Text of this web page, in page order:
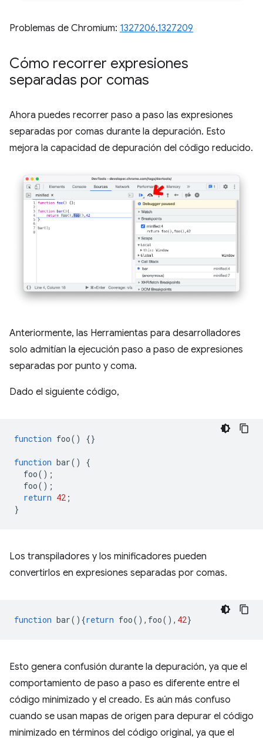
Problemas de Chromium: 1327206,1327209
Cómo recorrer expresiones
separadas por comas
Ahora puedes recorrer paso a paso las expresiones
separadas por comas durante la depuración. Esto
mejora la capacidad de depuración del código reducido.
Anteriormente, las Herramientas para desarrolladores
solo admitían la ejecución paso a paso de expresiones
separadas por punto y coma.
Dado el siguiente código,
function foo() {}
function bar()
{
foo();
foo();
return 42 ;
}
Los transpiladores y los minificadores pueden
convertirlos en expresiones separadas por comas.
function bar(){return foo(), foo(), 42}
Esto genera confusión durante la depuración, ya que el
comportamiento de paso a paso es diferente entre el
código minimizado y el creado. Es aún más confuso
cuando se usan mapas de origen para depurar el código
minimizado en términos del código original, ya que el